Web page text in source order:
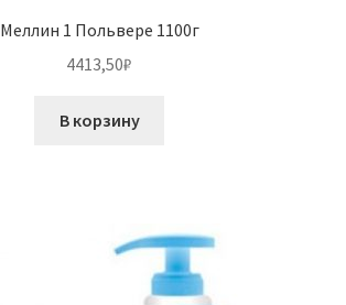
Меллин 1 Польвере 1100г
4413,50₽
В корзину